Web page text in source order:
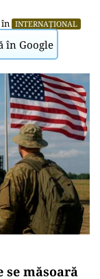
în INTERNAȚIONAL
în Google
măsoară